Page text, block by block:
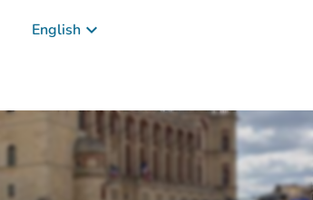
English keyboard_arrow_down